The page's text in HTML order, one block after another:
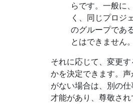
らです。一般に
く、同じプロジ
のグループであ
とはできません。
それに応じて、変更
かを決定できます。
がない場合は、別の仕
才能があり、尊敬さ